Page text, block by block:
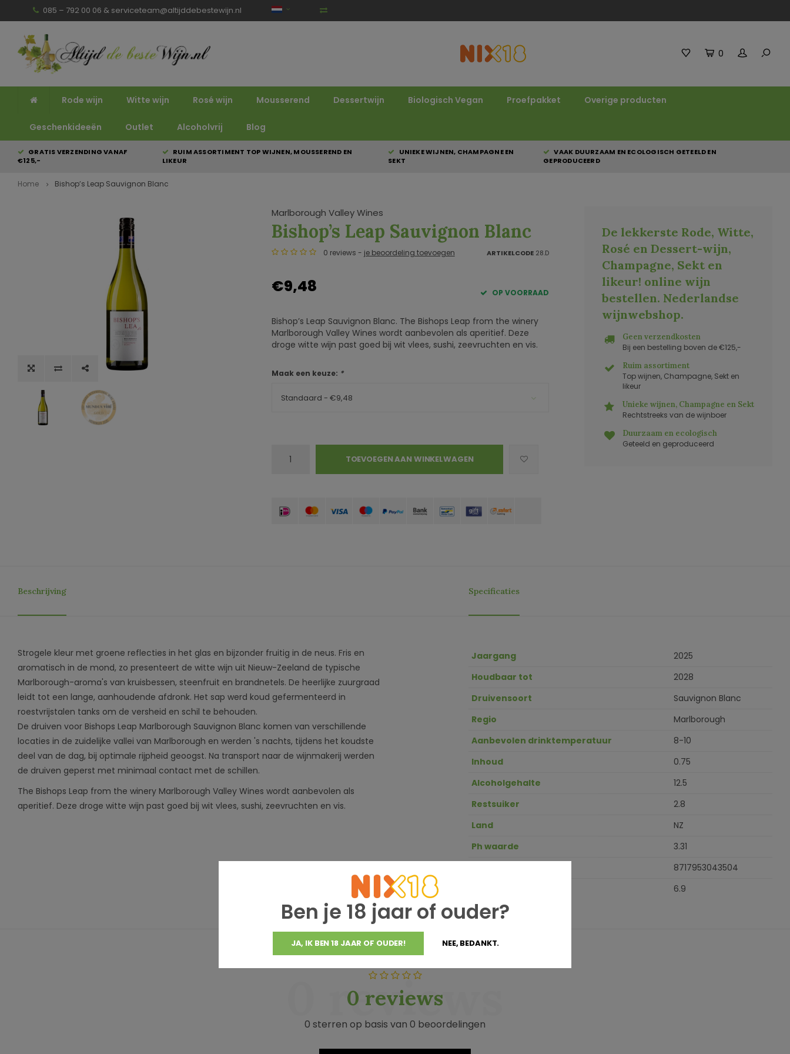
085 – 792 00 06 & serviceteam@altijddebestewijn.nl
0
Rode wijn Witte wijn Rosé wijn Mousserend Dessertwijn Biologisch Vegan Proefpakket Overige producten
Geschenkideeën Outlet Alcoholvrij Blog
GRATIS VERZENDING VANAF
€125,-
RUIM ASSORTIMENT TOP WIJNEN, MOUSSEREND EN
LIKEUR
UNIEKE WIJNEN, CHAMPAGNE EN
SEKT
VAAK DUURZAAM EN ECOLOGISCH GETEELD EN
GEPRODUCEERD
Ben je 18 jaar of ouder?
JA, IK BEN 18 JAAR OF OUDER! NEE, BEDANKT.
Home Bishop’s Leap Sauvignon Blanc
Marlborough Valley Wines
Bishop’s Leap Sauvignon Blanc
0 reviews - je beoordeling toevoegen ARTIKELCODE28.D
€9,48 OP VOORRAAD
Bishop’s Leap Sauvignon Blanc. The Bishops Leap from the winery
Marlborough Valley Wines wordt aanbevolen als aperitief. Deze
droge witte wijn past goed bij wit vlees, sushi, zeevruchten en vis.
Maak een keuze: *
Standaard - €9,48
TOEVOEGEN AAN WINKELWAGEN
De lekkerste Rode, Witte,
Rosé en Dessert-wijn,
Champagne, Sekt en
likeur! online wijn
bestellen. Nederlandse
wijnwebshop.
Geen verzendkosten
Bij een bestelling boven de €125,-
Ruim assortiment
Top wijnen, Champagne, Sekt en
likeur
Unieke wijnen, Champagne en Sekt
Rechtstreeks van de wijnboer
Duurzaam en ecologisch
Geteeld en geproduceerd
Beschrijving Specificaties
Strogele kleur met groene reflecties in het glas en bijzonder fruitig in de neus. Fris en
aromatisch in de mond, zo presenteert de witte wijn uit Nieuw-Zeeland de typische
Marlborough-aroma's van kruisbessen, steenfruit en brandnetels. De heerlijke zuurgraad
leidt tot een lange, aanhoudende afdronk. Het sap werd koud gefermenteerd in
roestvrijstalen tanks om de versheid en schil te behouden.
De druiven voor Bishops Leap Marlborough Sauvignon Blanc komen van verschillende
locaties in de zuidelijke vallei van Marlborough en werden 's nachts, tijdens het koudste
deel van de dag, bij optimale rijpheid geoogst. Na transport naar de wijnmakerij werden
de druiven geperst met minimaal contact met de schillen.
The Bishops Leap from the winery Marlborough Valley Wines wordt aanbevolen als
aperitief. Deze droge witte wijn past goed bij wit vlees, sushi, zeevruchten en vis.
Jaargang
2025
Houdbaar tot
2028
Druivensoort
Sauvignon Blanc
Regio
Marlborough
Aanbevolen drinktemperatuur
8-10
Inhoud
0.75
Alcoholgehalte
12.5
Restsuiker
2.8
Land
NZ
Ph waarde
3.31
8717953043504
6.9
0 reviews
0 reviews
0 sterren op basis van 0 beoordelingen